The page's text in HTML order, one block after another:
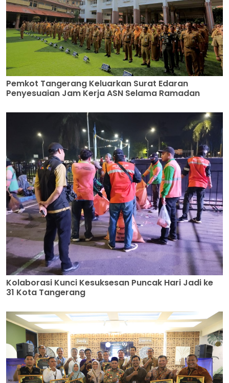
Pemkot Tangerang Keluarkan Surat Edaran
Penyesuaian Jam Kerja ASN Selama Ramadan
Kolaborasi Kunci Kesuksesan Puncak Hari Jadi ke
31 Kota Tangerang